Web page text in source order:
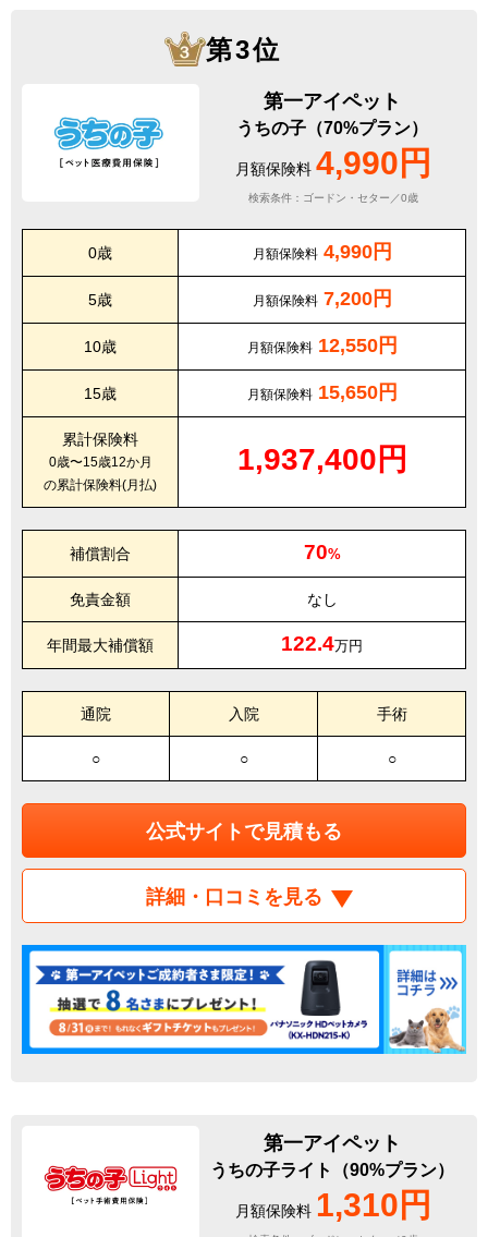
第3位
第一アイペット
うちの子（70%プラン）
月額保険料 4,990円
検索条件：ゴードン・セター／0歳
0歳 月額保険料 4,990円
5歳 月額保険料 7,200円
10歳 月額保険料 12,550円
15歳 月額保険料 15,650円
累計保険料
0歳〜15歳12か月
の累計保険料(月払)
1,937,400円
補償割合 70%
免責金額 なし
年間最大補償額 122.4万円
通院 入院 手術
○ ○ ○
公式サイトで見積もる
詳細・口コミを見る
第一アイペット
うちの子ライト（90%プラン）
月額保険料 1,310円